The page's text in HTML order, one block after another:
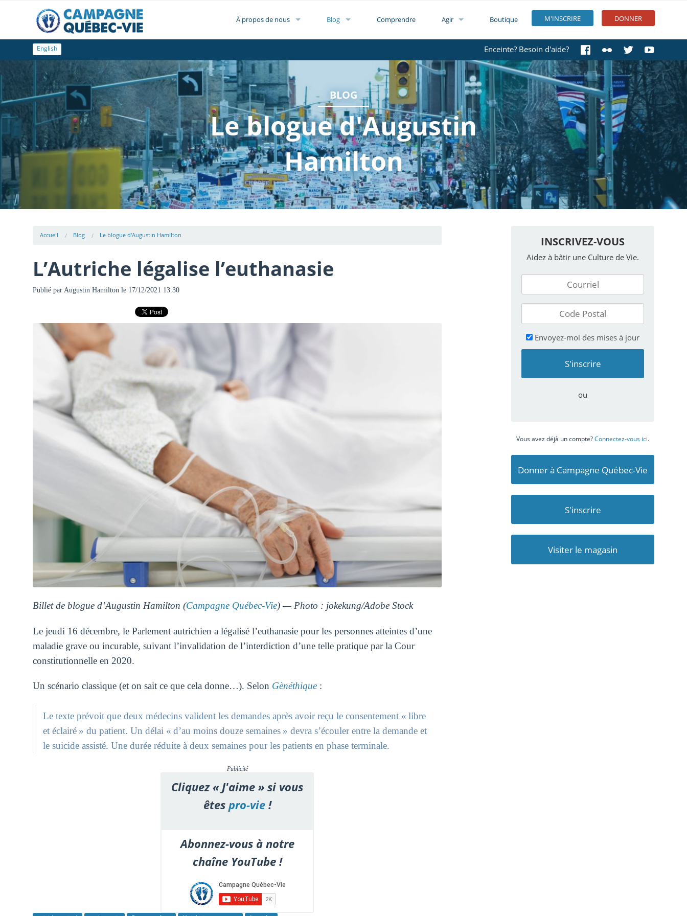
M'INSCRIRE DONNER
À propos de nous Blog Comprendre Agir Boutique
Enceinte? Besoin d'aide?
English
BLOG
Le blogue d'Augustin
Hamilton
Accueil Blog Le blogue d'Augustin Hamilton
L’Autriche légalise l’euthanasie
Publié par Augustin Hamilton le 17/12/2021 13:30
Billet de blogue d’Augustin Hamilton (Campagne Québec-Vie) — Photo : jokekung/Adobe Stock
Le jeudi 16 décembre, le Parlement autrichien a légalisé l’euthanasie pour les personnes atteintes d’une
maladie grave ou incurable, suivant l’invalidation de l’interdiction d’une telle pratique par la Cour
constitutionnelle en 2020.
Un scénario classique (et on sait ce que cela donne…). Selon Gènéthique:
Le texte prévoit que deux médecins valident les demandes après avoir reçu le consentement « libre
et éclairé » du patient. Un délai « d’au moins douze semaines » devra s’écouler entre la demande et
le suicide assisté. Une durée réduite à deux semaines pour les patients en phase terminale.
Publicité
Cliquez « J'aime » si vous
êtespro-vie!
Abonnez-vous à notre
chaîne YouTube !
INSCRIVEZ-VOUS
Aidez à bâtir une Culture de Vie.
Envoyez-moi des mises à jour
ou
Vous avez déjà un compte?Connectez-vous ici.
Donner à Campagne Québec-Vie
S'inscrire
Visiter le magasin